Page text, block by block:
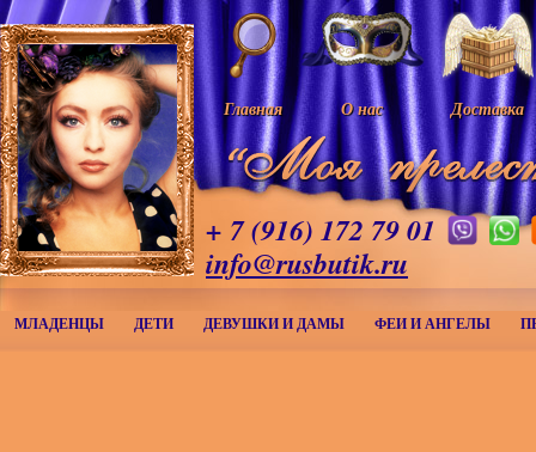
Главная О нас Доставка
+ 7 (916) 172 79 01
info@rusbutik.ru
МЛАДЕНЦЫ ДЕТИ ДЕВУШКИ И ДАМЫ ФЕИ И АНГЕЛЫ